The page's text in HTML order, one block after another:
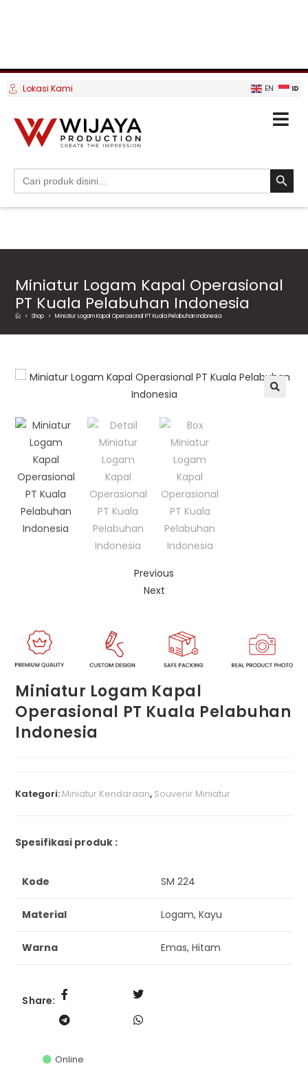
Lokasi Kami EN ID
Search
for:
SEARCH
Miniatur Logam Kapal Operasional
PT Kuala Pelabuhan Indonesia
> Shop > Miniatur Logam Kapal Operasional PT Kuala Pelabuhan Indonesia
Previous
Next
Miniatur Logam Kapal
Operasional PT Kuala Pelabuhan
Indonesia
Kategori: Miniatur Kendaraan, Souvenir Miniatur
Spesifikasi produk :
Kode SM 224
Material Logam, Kayu
Warna Emas, Hitam
Share:
Online